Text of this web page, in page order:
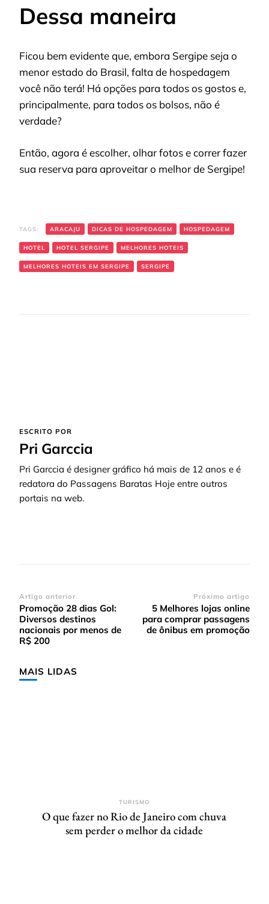
Dessa maneira
Ficou bem evidente que, embora Sergipe seja o
menor estado do Brasil, falta de hospedagem
você não terá! Há opções para todos os gostos e,
principalmente, para todos os bolsos, não é
verdade?
Então, agora é escolher, olhar fotos e correr fazer
sua reserva para aproveitar o melhor de Sergipe!
TAGS: ARACAJU DICAS DE HOSPEDAGEM HOSPEDAGEM
HOTEL HOTEL SERGIPE MELHORES HOTEIS
MELHORES HOTEIS EM SERGIPE SERGIPE
ESCRITO POR
Pri Garccia
Pri Garccia é designer gráfico há mais de 12 anos e é
redatora do Passagens Baratas Hoje entre outros
portais na web.
Navegação
de
post
Artigo anterior
Promoção 28 dias Gol:
Diversos destinos
nacionais por menos de
R$ 200
Próximo artigo
5 Melhores lojas online
para comprar passagens
de ônibus em promoção
MAIS LIDAS
TURISMO
O que fazer no Rio de Janeiro com chuva
sem perder o melhor da cidade